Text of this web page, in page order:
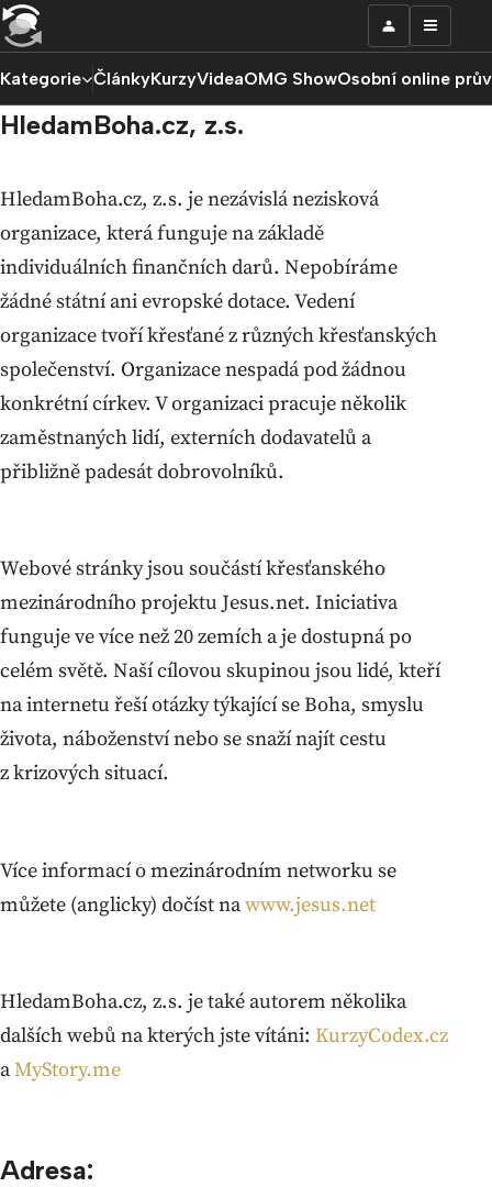
Kategorie ČlánkyKurzyVideaOMG ShowOsobní online
HledamBoha.cz, z.s.
HledamBoha.cz, z.s. je nezávislá nezisková
organizace, která funguje na základě
individuálních finančních darů. Nepobíráme
žádné státní ani evropské dotace. Vedení
organizace tvoří křesťané z různých křesťanských
společenství. Organizace nespadá pod žádnou
konkrétní církev. V organizaci pracuje několik
zaměstnaných lidí, externích dodavatelů a
přibližně padesát dobrovolníků.
Webové stránky jsou součástí křesťanského
mezinárodního projektu Jesus.net. Iniciativa
funguje ve více než 20 zemích a je dostupná po
celém světě. Naší cílovou skupinou jsou lidé, kteří
na internetu řeší otázky týkající se Boha, smyslu
života, náboženství nebo se snaží najít cestu
z krizových situací.
Více informací o mezinárodním networku se
můžete (anglicky) dočíst nawww.jesus.net
HledamBoha.cz, z.s. je také autorem několika
dalších webů na kterých jste vítáni: KurzyCodex.cz
aMyStory.me
Adresa: